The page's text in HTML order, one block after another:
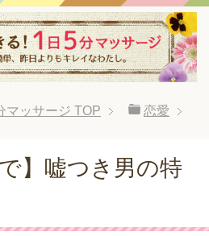
マッサージ TOP 恋愛
】嘘つき男の特